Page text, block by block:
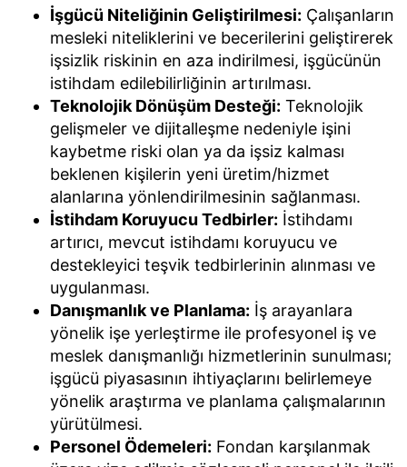
İşgücü Niteliğinin Geliştirilmesi: Çalışanların
mesleki niteliklerini ve becerilerini geliştirerek
işsizlik riskinin en aza indirilmesi, işgücünün
istihdam edilebilirliğinin artırılması.
Teknolojik Dönüşüm Desteği: Teknolojik
gelişmeler ve dijitalleşme nedeniyle işini
kaybetme riski olan ya da işsiz kalması
beklenen kişilerin yeni üretim/hizmet
alanlarına yönlendirilmesinin sağlanması.
İstihdam Koruyucu Tedbirler: İstihdamı
artırıcı, mevcut istihdamı koruyucu ve
destekleyici teşvik tedbirlerinin alınması ve
uygulanması.
Danışmanlık ve Planlama: İş arayanlara
yönelik işe yerleştirme ile profesyonel iş ve
meslek danışmanlığı hizmetlerinin sunulması;
işgücü piyasasının ihtiyaçlarını belirlemeye
yönelik araştırma ve planlama çalışmalarının
yürütülmesi.
Personel Ödemeleri: Fondan karşılanmak